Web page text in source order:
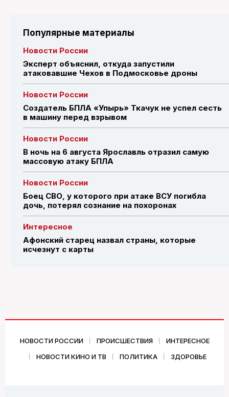
Популярные материалы
Новости России
Эксперт объяснил, откуда запустили
атаковавшие Чехов в Подмосковье дроны
Новости России
Создатель БПЛА «Упырь» Ткачук не успел сесть
в машину перед взрывом
Новости России
В ночь на 6 августа Ярославль отразил самую
массовую атаку БПЛА
Новости России
Боец СВО, у которого при атаке ВСУ погибла
дочь, потерял сознание на похоронах
Интересное
Афонский старец назвал страны, которые
исчезнут с карты
НОВОСТИ РОССИИ ПРОИСШЕСТВИЯ
ИНТЕРЕСНОЕ
НОВОСТИ КИНО И ТВ
ПОЛИТИКА ЗДОРОВЬЕ